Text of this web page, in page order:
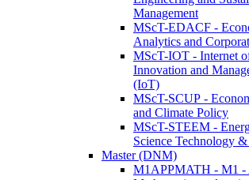
Management
MScT-EDACF -
Analytics and
MScT-IOT - Internet
Innovation and
(IoT)
MScT-SCUP -
and Climate Policy
MScT-STEEM -
Science Technology
Master (DNM)
M1APPMATH - M1 -